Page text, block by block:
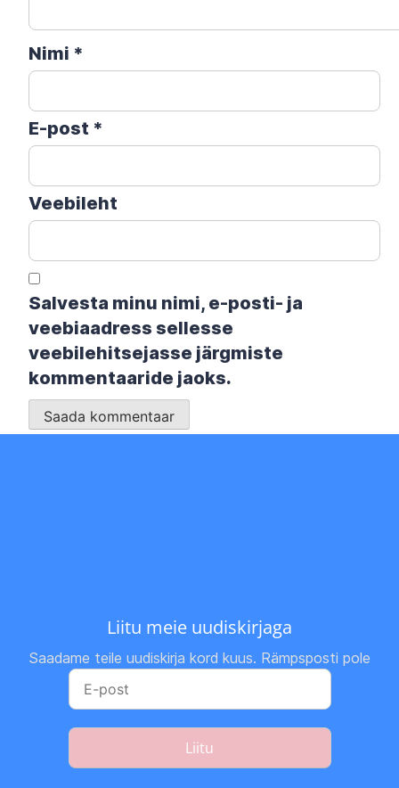
Nimi *
E-post *
Veebileht
Salvesta minu nimi, e-posti- ja
veebiaadress sellesse
veebilehitsejasse järgmiste
kommentaaride jaoks.
Liitu meie uudiskirjaga
Saadame teile uudiskirja kord kuus. Rämpsposti pole
Liitu